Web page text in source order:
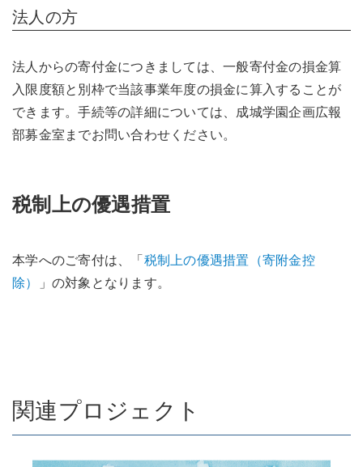
法人の方
法人からの寄付金につきましては、一般寄付金の損金算
入限度額と別枠で当該事業年度の損金に算入することが
できます。手続等の詳細については、成城学園企画広報
部募金室までお問い合わせください。
税制上の優遇措置
本学へのご寄付は、「税制上の優遇措置（寄附金控
除）
」の対象となります。
関連プロジェクト